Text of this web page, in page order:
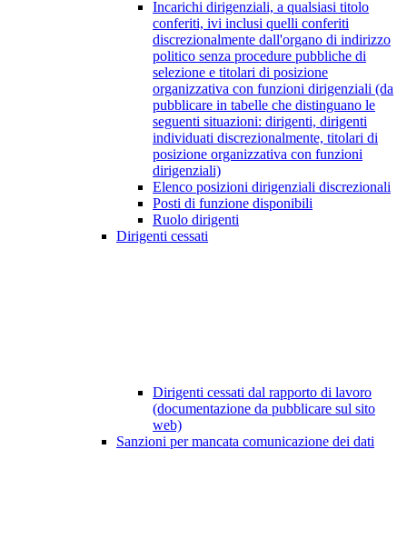
Incarichi dirigenziali, a qualsiasi titolo
conferiti, ivi inclusi quelli conferiti
discrezionalmente dall'organo di indirizzo
politico senza procedure pubbliche di
selezione e titolari di posizione
organizzativa con funzioni dirigenziali (da
pubblicare in tabelle che distinguano le
seguenti situazioni: dirigenti, dirigenti
individuati discrezionalmente, titolari di
posizione organizzativa con funzioni
dirigenziali)
Elenco posizioni dirigenziali discrezionali
Posti di funzione disponibili
Ruolo dirigenti
Dirigenti cessati
Dirigenti cessati dal rapporto di lavoro
(documentazione da pubblicare sul sito
web)
Sanzioni per mancata comunicazione dei dati